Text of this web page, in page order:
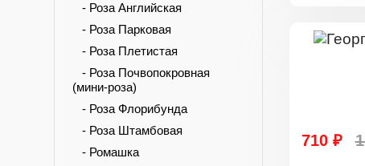
- Роза Английская
- Роза Парковая
- Роза Плетистая
- Роза Почвопокровная
(мини-роза)
- Роза Флорибунда
- Роза Штамбовая
- Ромашка
710 ₽